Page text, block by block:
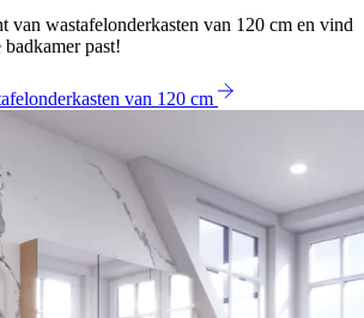
van wastafelonderkasten van 120 cm en vind
past!
van 120 cm